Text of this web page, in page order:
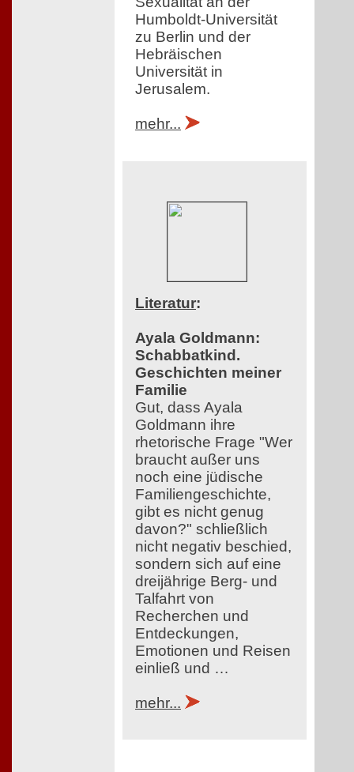
Humboldt-Universität
zu Berlin und der
Hebräischen
Universität in
Jerusalem.
mehr...
Literatur:
Ayala Goldmann:
Schabbatkind.
Geschichten meiner
Familie
Gut, dass Ayala
Goldmann ihre
rhetorische Frage "Wer
braucht außer uns
noch eine jüdische
Familiengeschichte,
gibt es nicht genug
davon?" schließlich
nicht negativ beschied,
sondern sich auf eine
dreijährige Berg- und
Talfahrt von
Recherchen und
Entdeckungen,
Emotionen und Reisen
einließ und …
mehr...